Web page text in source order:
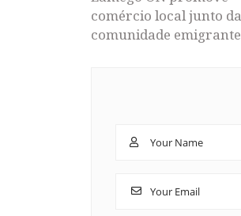
comércio local junto da
comunidade emigrante